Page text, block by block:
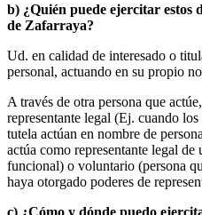
b) ¿Quién puede ejercitar estos
de Zafarraya?
Ud. en calidad de interesado o
personal, actuando en su propio
A través de otra persona que
representante legal (Ej. cuando
tutela actúan en nombre de
actúa como representante legal de
funcional) o voluntario (persona
haya otorgado poderes de
c) ¿Cómo y dónde puedo